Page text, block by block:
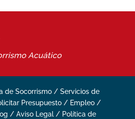
Acuático
de Socorrismo /Servicios de
Presupuesto / Empleo/
/Aviso Legal / Política de